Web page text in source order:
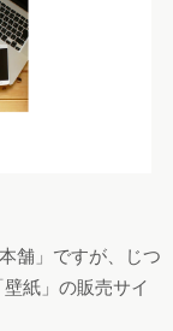
舗」ですが、じつ
紙」の販売サイ